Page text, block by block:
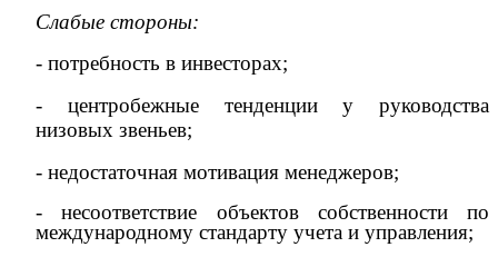
Слабые стороны:
- потребность в инвесторах;
- центробежные тенденции у руководства
низовых звеньев;
- недостаточная мотивация менеджеров;
- несоответствие объектов собственности по
международному стандарту учета и управления;